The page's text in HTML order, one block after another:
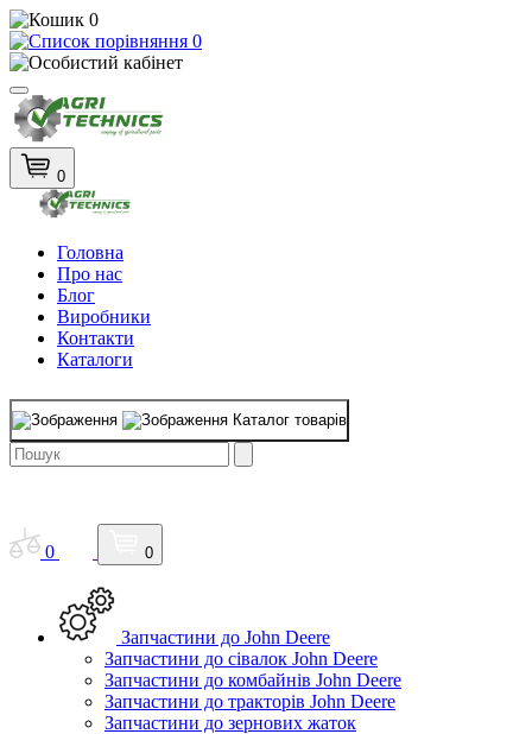
0
0
0
Головна
Про нас
Блог
Виробники
Контакти
Каталоги
Каталог товарів
0 0
Запчастини до John Deere
Запчастини до сівалок John Deere
Запчастини до комбайнів John Deere
Запчастини до тракторів John Deere
Запчастини до зернових жаток